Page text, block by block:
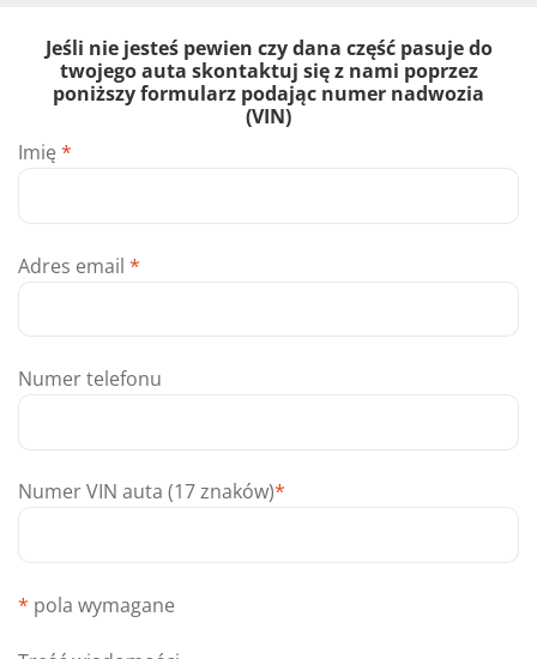
Jeśli nie jesteś pewien czy dana część pasuje do
twojego auta skontaktuj się z nami poprzez
poniższy formularz podając numer nadwozia
(VIN)
Imię *
Adres email *
Numer telefonu
Numer VIN auta (17 znaków)*
* pola wymagane